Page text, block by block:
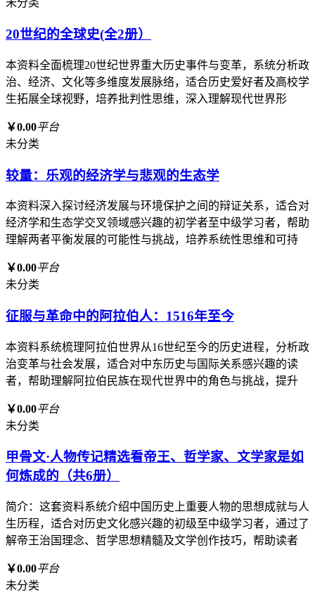
未分类
20世纪的全球史(全2册）
本资料全面梳理20世纪世界重大历史事件与变革，系统分析政
治、经济、文化等多维度发展脉络，适合历史爱好者及高校学
生拓展全球视野，培养批判性思维，深入理解现代世界形
￥0.00平台
未分类
较量：乐观的经济学与悲观的生态学
本资料深入探讨经济发展与环境保护之间的辩证关系，适合对
经济学和生态学交叉领域感兴趣的初学者至中级学习者，帮助
理解两者平衡发展的可能性与挑战，培养系统性思维和可持
￥0.00平台
未分类
征服与革命中的阿拉伯人：1516年至今
本资料系统梳理阿拉伯世界从16世纪至今的历史进程，分析政
治变革与社会发展，适合对中东历史与国际关系感兴趣的读
者，帮助理解阿拉伯民族在现代世界中的角色与挑战，提升
￥0.00平台
未分类
甲骨文·人物传记精选看帝王、哲学家、文学家是如
何炼成的（共6册）
简介：这套资料系统介绍中国历史上重要人物的思想成就与人
生历程，适合对历史文化感兴趣的初级至中级学习者，通过了
解帝王治国理念、哲学思想精髓及文学创作技巧，帮助读者
￥0.00平台
未分类